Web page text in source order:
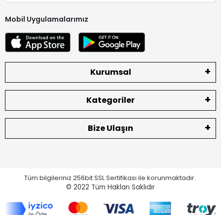
Mobil Uygulamalarımız
Kurumsal
Kategoriler
Bize Ulaşın
Tüm bilgileriniz 256bit SSL Sertifikası ile korunmaktadır.
© 2022 Tüm Hakları Saklıdır